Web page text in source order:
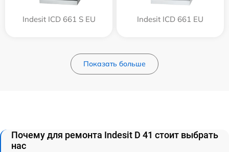
Indesit ICD 661 S EU Indesit ICD 661 EU
Показать больше
Почему для ремонта Indesit D 41 стоит выбрать
нас